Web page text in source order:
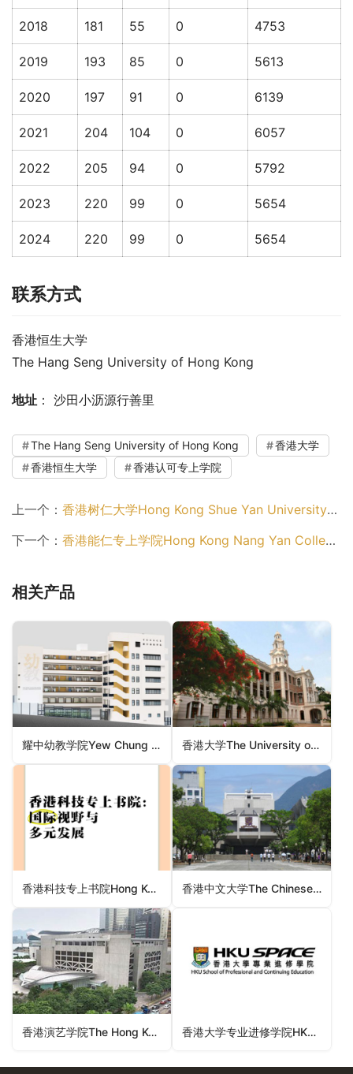
2018 181 55 0 4753
2019 193 85 0 5613
2020 197 91 0 6139
2021 204 104 0 6057
2022 205 94 0 5792
2023 220 99 0 5654
2024 220 99 0 5654
联系方式
香港恒生大学
The Hang Seng University of Hong Kong
地址 ： 沙田小沥源行善里
The Hang Seng University of Hong Kong
香港大学
香港恒生大学
香港认可专上学院
上一个： 香港树仁大学Hong Kong Shue Yan University（香港认可专上学院）
下一个： 香港能仁专上学院Hong Kong Nang Yan College of Higher Education （香港认可专上学院）
相关产品
耀中幼教学院Yew Chung College of Early Childhood Education（香港认可专上学院） 香港大学The University of Hong Kong（香港法定院校）
香港科技专上书院Hong Kong Institute of Technology （香港大学） 香港中文大学The Chinese University of Hong Kong（香港法定院校）
香港演艺学院The Hong Kong Academy for Performing Arts （香港法定院校） 香港大学专业进修学院HKU School of Professional and Continuing Education（香港大学）